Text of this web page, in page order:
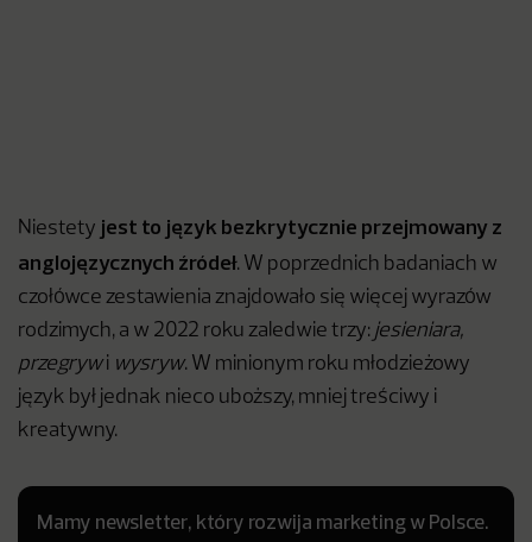
Niestety jest to język bezkrytycznie przejmowany z
anglojęzycznych źródeł. W poprzednich badaniach w
czołówce zestawienia znajdowało się więcej wyrazów
rodzimych, a w 2022 roku zaledwie trzy: jesieniara,
przegrywi wysryw. W minionym roku młodzieżowy
język był jednak nieco uboższy, mniej treściwy i
kreatywny.
Mamy newsletter, który rozwija marketing w Polsce.